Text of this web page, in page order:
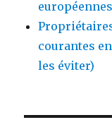
courantes
les éviter)